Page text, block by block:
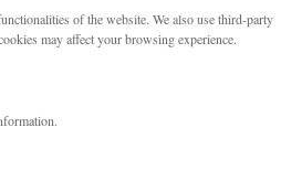
of the website. We also use third-party
may affect your browsing experience.